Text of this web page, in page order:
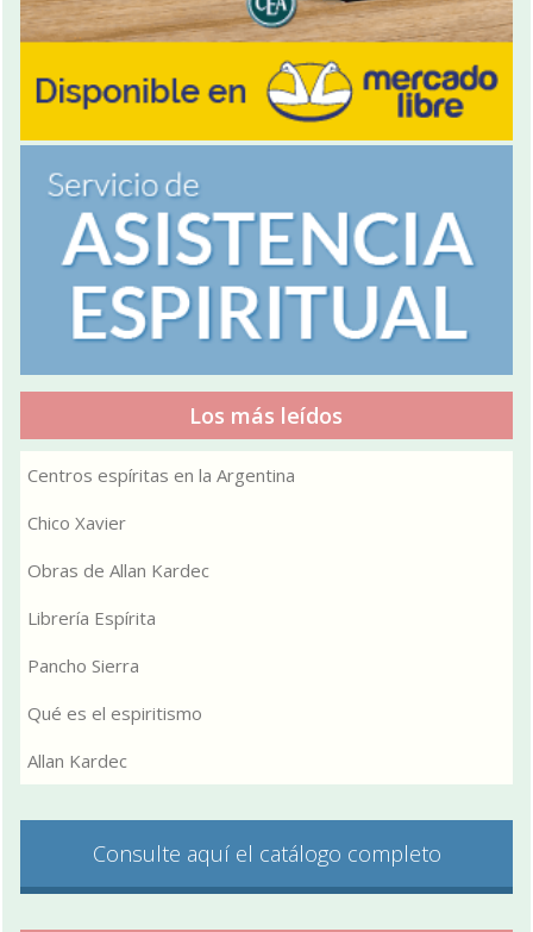
Los más leídos
Centros espíritas en la Argentina
Chico Xavier
Obras de Allan Kardec
Librería Espírita
Pancho Sierra
Qué es el espiritismo
Allan Kardec
Consulte aquí el catálogo completo